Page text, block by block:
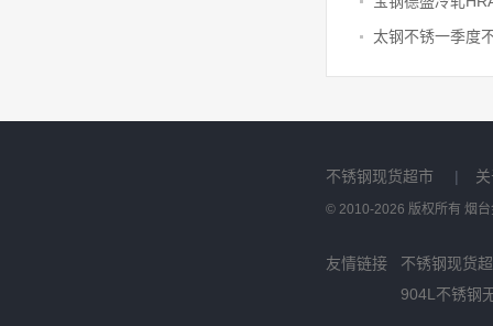
太钢不锈一季度
不锈钢现货超市 |
© 2010-2026 版权所有 烟
友情链接
不锈钢现货
904L不锈钢